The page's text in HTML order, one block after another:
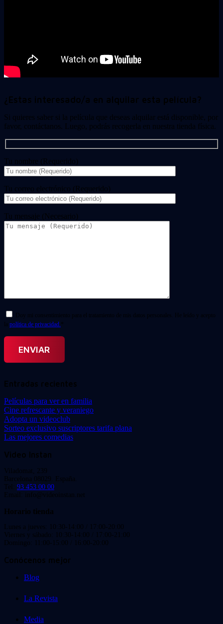
¿Estas interesado/a en alquilar esta película?
Si quieres saber si la película que deseas alquilar está disponible, por
favor, contáctanos. Luego, podrás recogerla en nuestra tienda física.
Tu nombre (Requerido)
Tu correo electrónico (Requerido)
Tu mensaje (Necesario)
Doy mi consentimiento para el tratamiento de mis datos personales. He leído y acepto
la política de privacidad. *
Entradas recientes
Películas para ver en familia
Cine refrescante y veraniego
Adopta un videoclub
Sorteo exclusivo suscriptores tarifa plana
Las mejores comedias
Video Instan
Viladomat, 239
Barcelona 08029. España.
Tel: 93 453 00 00
Email: info@videoinstan.net
Horario tienda
Lunes a jueves: 10:30-14:00 / 17:00-20:00
Viernes y sábado: 10:30-14:00 / 17:00-21:00
Domingo: 11:00-15:00 / 16:00-20:00
Conócenos mejor
Blog
La Revista
Media